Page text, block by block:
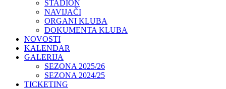
STADION
NAVIJAČI
ORGANI KLUBA
DOKUMENTA KLUBA
NOVOSTI
KALENDAR
GALERIJA
SEZONA 2025/26
SEZONA 2024/25
TICKETING